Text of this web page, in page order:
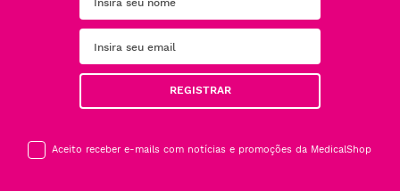
REGISTRAR
Aceito receber e-mails com notícias e promoções da MedicalShop